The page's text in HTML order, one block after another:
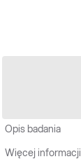
Opis badania
Więcej informacji